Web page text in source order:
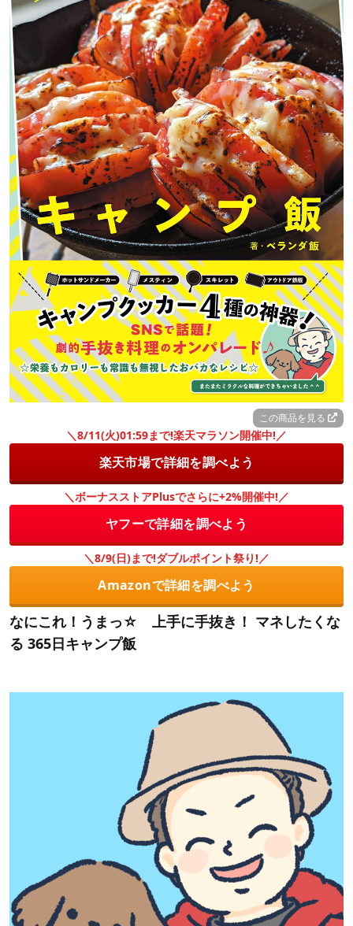
この商品を見る
＼8/11(火)01:59まで!楽天マラソン開催中!／
楽天市場で詳細を調べよう
＼ボーナスストアPlusでさらに+2%開催中!／
ヤフーで詳細を調べよう
＼8/9(日)まで!ダブルポイント祭り!／
Amazonで詳細を調べよう
なにこれ！うまっ☆ 上手に手抜き！ マネしたくな
る 365日キャンプ飯